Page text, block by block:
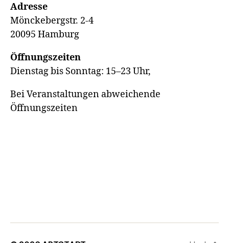
Adresse
Mönckebergstr. 2-4
20095 Hamburg
Öffnungszeiten
Dienstag bis Sonntag: 15–23 Uhr,
Bei Veranstaltungen abweichende
Öffnungszeiten